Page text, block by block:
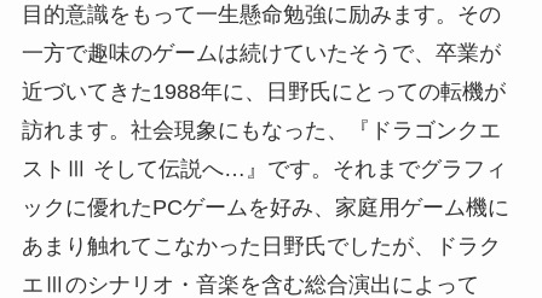
目的意識をもって一生懸命勉強に励みます。その
一方で趣味のゲームは続けていたそうで、卒業が
近づいてきた1988年に、日野氏にとっての転機が
訪れます。社会現象にもなった、『ドラゴンクエ
ストⅢ そして伝説へ…』です。それまでグラフィ
ックに優れたPCゲームを好み、家庭用ゲーム機に
あまり触れてこなかった日野氏でしたが、ドラク
エⅢのシナリオ・音楽を含む総合演出によって